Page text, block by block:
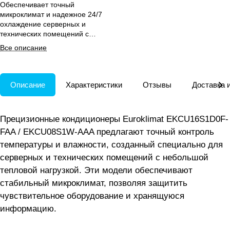
Обеспечивает точный
микроклимат и надежное 24/7
охлаждение серверных и
технических помещений с
возможностью гибкой настройки
параметров.
Все описание
Описание Характеристики Отзывы Доставка
Прецизионные кондиционеры Euroklimat EKCU16S1D0F-
FAA / EKCU08S1W-AAA предлагают точный контроль
температуры и влажности, созданный специально для
серверных и технических помещений с небольшой
тепловой нагрузкой. Эти модели обеспечивают
стабильный микроклимат, позволяя защитить
чувствительное оборудование и хранящуюся
информацию.